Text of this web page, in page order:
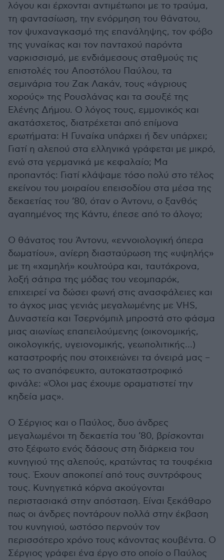
λόγου και έρχονται αντιμέτωποι με το τραύμα,
τη φαντασίωση, την ενόρμηση του θάνατου,
τον ψυχαναγκασμό της επανάληψης, τον φόβο
της γυναίκας και τον πανταχού παρόντα
ναρκισσισμό, με ενδιάμεσους σταθμούς τις
επιστολές του Αποστόλου Παύλου, τα
σεμινάρια του Ζακ Λακάν, τους «άγριους
χορούς» της Ρουσλάνας και τα σουξέ της
Ελένης Δήμου. Ο λόγος τους, εμμονικός και
ακατάσχετος, διατρέχεται από επίμονα
ερωτήματα: Η Γυναίκα υπάρχει ή δεν υπάρχει;
Γιατί η αλεπού στα ελληνικά γράφεται με μικρό,
ενώ στα γερμανικά με κεφαλαίο; Μα
προπαντός: Γιατί κλάψαμε τόσο πολύ στο τέλος
εκείνου του μοιραίου επεισοδίου στα μέσα της
δεκαετίας του ’80, όταν ο Άντονυ, ο ξανθός
αγαπημένος της Κάντυ, έπεσε από το άλογο;
Ο θάνατος του Άντονυ, «εννοιολογική όπερα
δωματίου», ανίερη διασταύρωση της «υψηλής»
με τη «χαμηλή» κουλτούρα και, ταυτόχρονα,
λοξή σάτιρα της μόδας του νεομπαρόκ,
επιχειρεί να δώσει φωνή στις ανασφάλειες και
το άγχος μιας γενιάς μεγαλωμένης με VHS,
Δυναστεία και Τσερνόμπιλ μπροστά στο φάσμα
μιας αιωνίως επαπειλούμενης (οικονομικής,
οικολογικής, υγειονομικής, γεωπολιτικής…)
καταστροφής που στοιχειώνει τα όνειρά μας –
ως το αναπόφευκτο, αυτοκαταστροφικό
φινάλε: «Όλοι μας έχουμε οραματιστεί την
κηδεία μας».
Ο Σέργιος και ο Παύλος, δυο άνδρες
μεγαλωμένοι τη δεκαετία του ’80, βρίσκονται
στο ξέφωτο ενός δάσους στη διάρκεια του
κυνηγιού της αλεπούς, κρατώντας τα τουφέκια
τους. Έχουν αποκοπεί από τους συντρόφους
τους. Κυνηγετικά κόρνα ακούγονται
περιστασιακά στην απόσταση. Είναι ξεκάθαρο
πως οι άνδρες ποντάρουν πολλά στην έκβαση
του κυνηγιού, ωστόσο περνούν τον
περισσότερο χρόνο τους κάνοντας κουβέντα. Ο
Σέργιος γράφει ένα έργο στο οποίο ο Παύλος